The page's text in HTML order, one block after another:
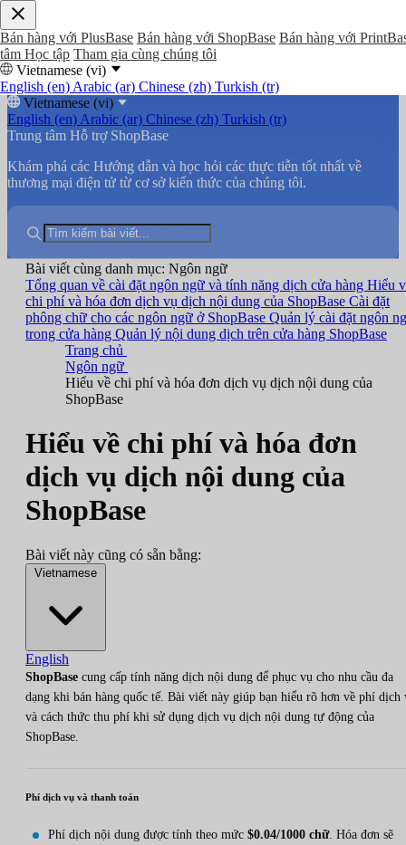
Bán hàng với PlusBase Bán hàng với ShopBase Bán hàng với
tâm Học tập Tham gia cùng chúng tôi
Vietnamese (vi)
English (en) Arabic (ar) Chinese (zh) Turkish (tr)
Vietnamese (vi)
English (en) Arabic (ar) Chinese (zh) Turkish (tr)
Trung tâm Hỗ trợ ShopBase
Khám phá các Hướng dẫn và học hỏi các thực tiễn tốt nhất về
thương mại điện tử từ cơ sở kiến thức của chúng tôi.
Bài viết cùng danh mục: Ngôn ngữ
Tổng quan về cài đặt ngôn ngữ và tính năng dịch cửa hàng Hiểu
chi phí và hóa đơn dịch vụ dịch nội dung của ShopBase Cài đặt
phông chữ cho các ngôn ngữ ở ShopBase Quản lý cài đặt ngôn
trong cửa hàng Quản lý nội dung dịch trên cửa hàng ShopBase
Trang chủ
Ngôn ngữ
Hiểu về chi phí và hóa đơn dịch vụ dịch nội dung của
ShopBase
Hiểu về chi phí và hóa đơn
dịch vụ dịch nội dung của
ShopBase
Bài viết này cũng có sẵn bằng:
Vietnamese
English
ShopBase cung cấp tính năng dịch nội dung để phục vụ cho nhu cầu đa
dạng khi bán hàng quốc tế. Bài viết này giúp bạn hiểu rõ hơn về phí dịch
và cách thức thu phí khi sử dụng dịch vụ dịch nội dung tự động của
ShopBase.
Phí dịch vụ và thanh toán
Phí dịch nội dung được tính theo mức $0.04/1000 chữ. Hóa đơn sẽ